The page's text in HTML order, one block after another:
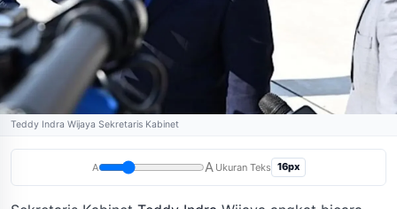
Teddy Indra Wijaya Sekretaris Kabinet
A A Ukuran Teks 16px